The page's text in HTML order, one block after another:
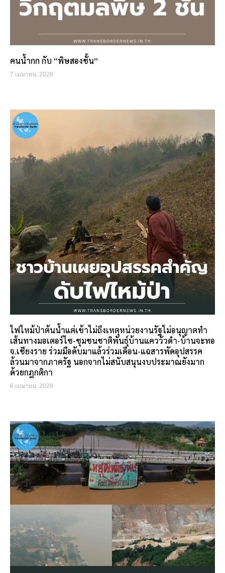
คนน้ำกก กับ “พิษสองชั้น”
7 เมษายน, 2026
ไฟไหม้ป่าต้นน้ำแต่เข้าไม่ถึงเหตุหน่วยงานรัฐไม่อนุญาตทำ
เส้นทางมอเตอร์ไซ-ชุมชนชาติพันธุ์บ้านแคววัวดำ-บ้านจะทอ
จ.เชียงราย ร่วมมือดับมาแล้วร่วมเดือน-แฉสารพัดอุปสรรค
ล้วนมาจากภาครัฐ นอกจากไม่สนับสนุนงบประมาณยังมาก
ด้วยกฎกติกา
6 เมษายน, 2026